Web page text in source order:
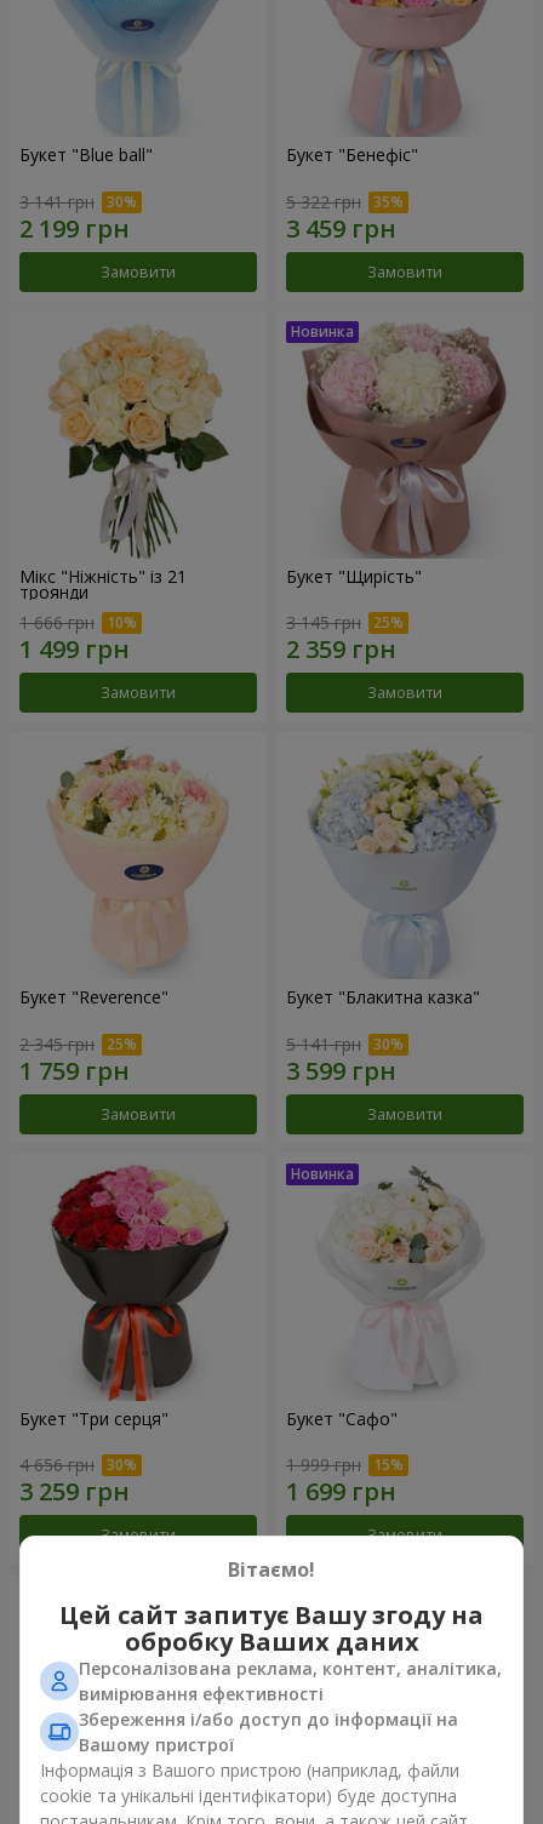
Букет "Blue ball"
3 141 грн
Замовити
Букет "Бенефіс"
5 322 грн
Замовити
Мікс "Ніжність" із 21
троянди
1 666 грн
Замовити
Букет "Щирість"
3 145 грн
Замовити
Букет "Reverence"
2 345 грн
Замовити
Букет "Блакитна казка"
5 141 грн
Замовити
Букет "Три серця"
4 656 грн
Замовити
Букет "Сафо"
1 999 грн
Замовити
Вітаємо!
Цей сайт запитує Вашу згоду на
обробку Ваших даних
Персоналізована реклама, контент, аналітика,
вимірювання ефективності
Збереження і/або доступ до інформації на
Вашому пристрої
Інформація з Вашого пристрою (наприклад, файли
cookie та унікальні ідентифікатори) буде доступна